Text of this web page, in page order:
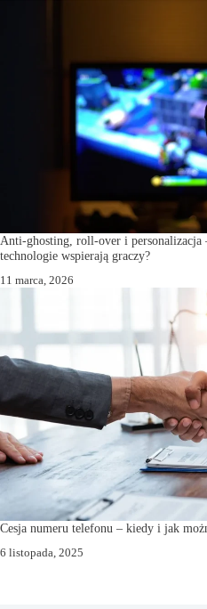
Anti-ghosting, roll-over i personalizacja
technologie wspierają graczy?
11 marca, 2026
Cesja numeru telefonu – kiedy i jak
6 listopada, 2025